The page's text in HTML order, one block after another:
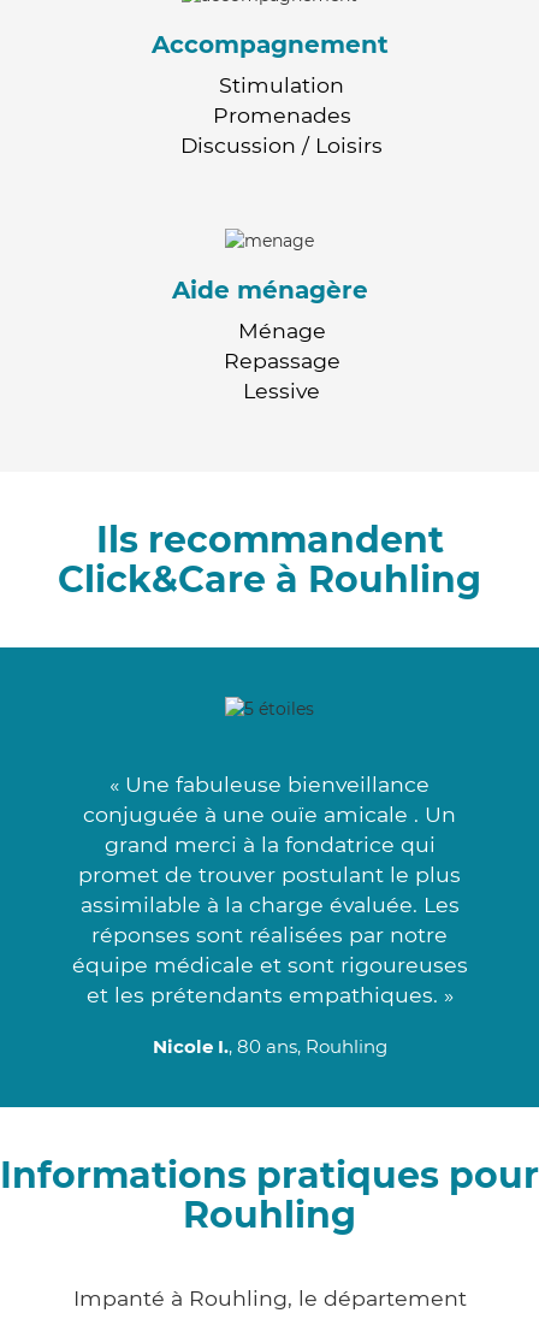
Accompagnement
Stimulation
Promenades
Discussion / Loisirs
Aide ménagère
Ménage
Repassage
Lessive
Ils recommandent
Click&Care à Rouhling
« Une fabuleuse bienveillance
conjuguée à une ouïe amicale . Un
grand merci à la fondatrice qui
promet de trouver postulant le plus
assimilable à la charge évaluée. Les
réponses sont réalisées par notre
équipe médicale et sont rigoureuses
et les prétendants empathiques. »
Nicole I., 80 ans, Rouhling
Informations pratiques pour
Rouhling
Impanté à Rouhling, le département